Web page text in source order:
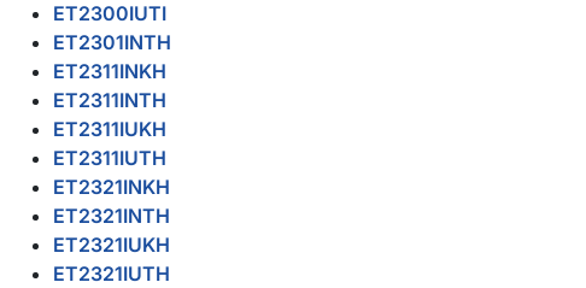
ET2300IUTI
ET2301INTH
ET2311INKH
ET2311INTH
ET2311IUKH
ET2311IUTH
ET2321INKH
ET2321INTH
ET2321IUKH
ET2321IUTH